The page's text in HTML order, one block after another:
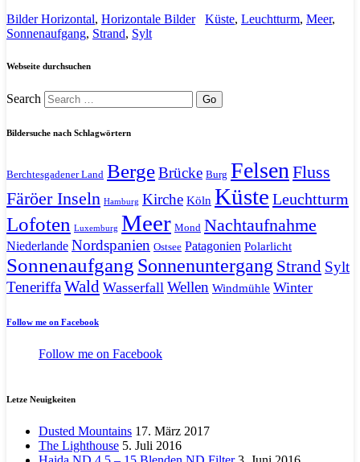
Bilder Horizontal, Horizontale Bilder Küste, Leuchtturm, Meer,
Sonnenaufgang, Strand, Sylt
Webseite durchsuchen
Search
Bildersuche nach Schlagwörtern
Berchtesgadener Land BergeBrücke Burg Felsen Fluss
Färöer Inseln Hamburg Kirche Köln Küste Leuchtturm
Lofoten Luxemburg Meer Mond Nachtaufnahme
Niederlande Nordspanien Ostsee Patagonien Polarlicht
Sonnenaufgang Sonnenuntergang Strand Sylt
TeneriffaWald Wasserfall Wellen Windmühle Winter
Follow me on Facebook
Follow me on Facebook
Letze Neuigkeiten
Dusted Mountains 17. März 2017
The Lighthouse 5. Juli 2016